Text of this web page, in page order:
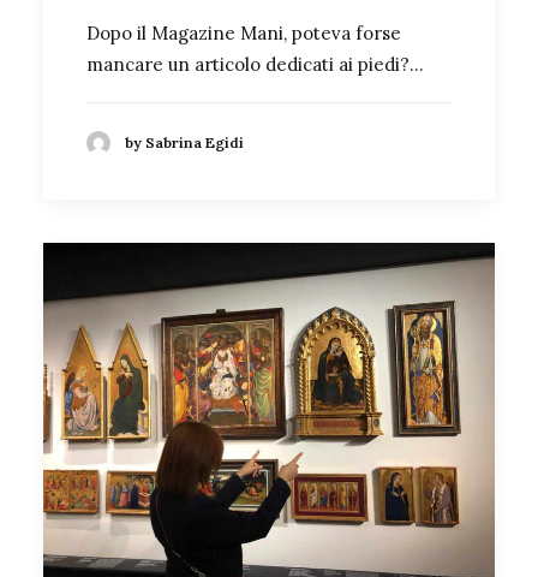
Dopo il Magazine Mani, poteva forse
mancare un articolo dedicati ai piedi?…
by Sabrina Egidi